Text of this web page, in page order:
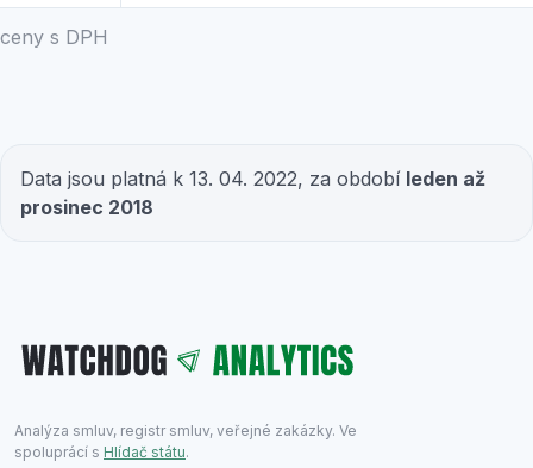
ceny s DPH
Data jsou platná k 13. 04. 2022, za období leden až
prosinec 2018
Analýza smluv, registr smluv, veřejné zakázky. Ve
spoluprácí s Hlídač státu.